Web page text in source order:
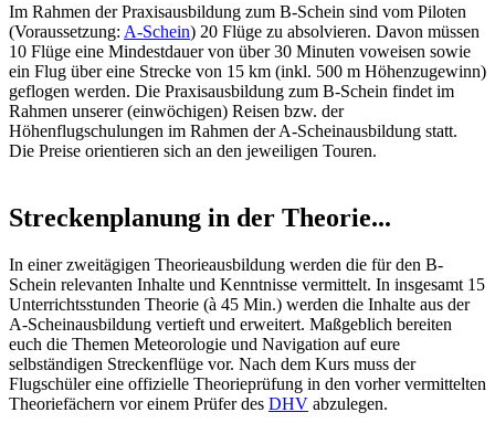
Im Rahmen der Praxisausbildung zum B-Schein sind vom Piloten
(Voraussetzung: A-Schein) 20 Flüge zu absolvieren. Davon müssen
10 Flüge eine Mindestdauer von über 30 Minuten voweisen sowie
ein Flug über eine Strecke von 15 km (inkl. 500 m Höhenzugewinn)
geflogen werden. Die Praxisausbildung zum B-Schein findet im
Rahmen unserer (einwöchigen) Reisen bzw. der
Höhenflugschulungen im Rahmen der A-Scheinausbildung statt.
Die Preise orientieren sich an den jeweiligen Touren.
Streckenplanung in der Theorie...
In einer zweitägigen Theorieausbildung werden die für den B-
Schein relevanten Inhalte und Kenntnisse vermittelt. In insgesamt 15
Unterrichtsstunden Theorie (à 45 Min.) werden die Inhalte aus der
A-Scheinausbildung vertieft und erweitert. Maßgeblich bereiten
euch die Themen Meteorologie und Navigation auf eure
selbständigen Streckenflüge vor. Nach dem Kurs muss der
Flugschüler eine offizielle Theorieprüfung in den vorher vermittelten
Theoriefächern vor einem Prüfer des DHV abzulegen.